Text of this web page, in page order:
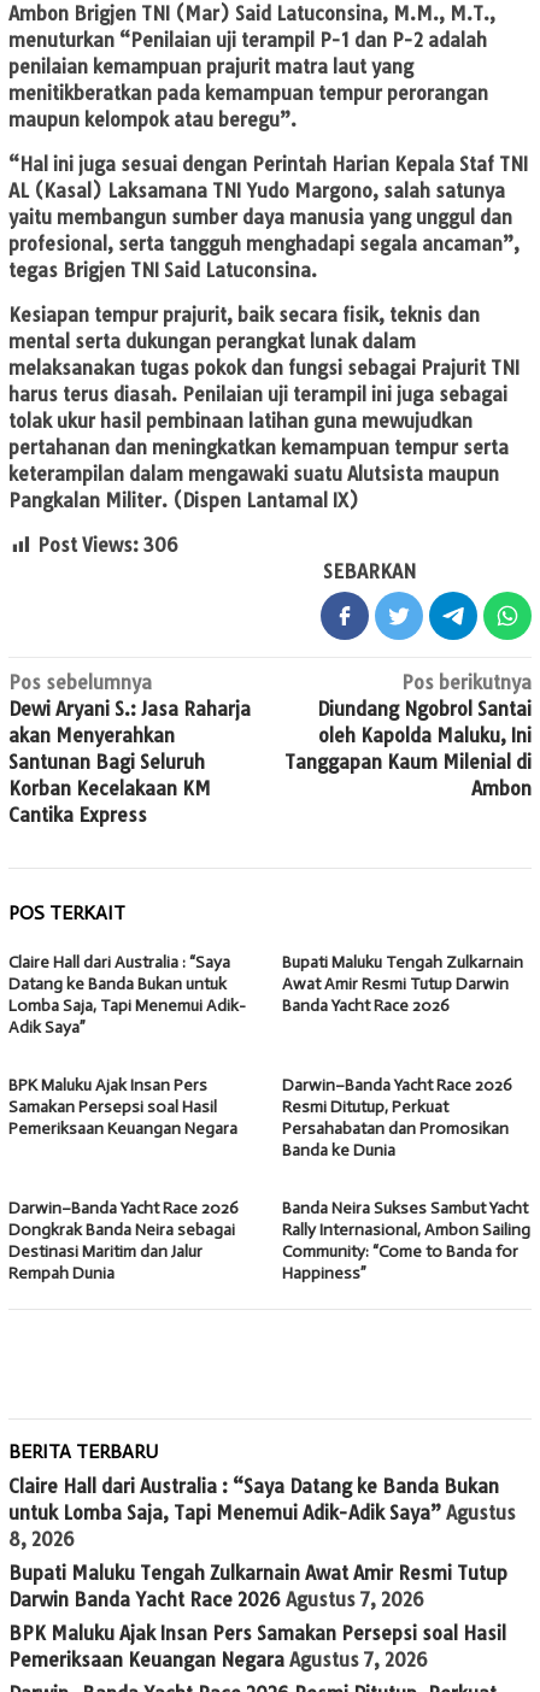
Ambon Brigjen TNI (Mar) Said Latuconsina, M.M., M.T.,
menuturkan “Penilaian uji terampil P-1 dan P-2 adalah
penilaian kemampuan prajurit matra laut yang
menitikberatkan pada kemampuan tempur perorangan
maupun kelompok atau beregu”.
“Hal ini juga sesuai dengan Perintah Harian Kepala Staf TNI
AL (Kasal) Laksamana TNI Yudo Margono, salah satunya
yaitu membangun sumber daya manusia yang unggul dan
profesional, serta tangguh menghadapi segala ancaman”,
tegas Brigjen TNI Said Latuconsina.
Kesiapan tempur prajurit, baik secara fisik, teknis dan
mental serta dukungan perangkat lunak dalam
melaksanakan tugas pokok dan fungsi sebagai Prajurit TNI
harus terus diasah. Penilaian uji terampil ini juga sebagai
tolak ukur hasil pembinaan latihan guna mewujudkan
pertahanan dan meningkatkan kemampuan tempur serta
keterampilan dalam mengawaki suatu Alutsista maupun
Pangkalan Militer. (Dispen Lantamal IX)
Post Views: 306
SEBARKAN
Navigasi
pos
Pos sebelumnya
Dewi Aryani S.: Jasa Raharja
akan Menyerahkan
Santunan Bagi Seluruh
Korban Kecelakaan KM
Cantika Express
Pos berikutnya
Diundang Ngobrol Santai
oleh Kapolda Maluku, Ini
Tanggapan Kaum Milenial di
Ambon
POS TERKAIT
Claire Hall dari Australia : “Saya
Datang ke Banda Bukan untuk
Lomba Saja, Tapi Menemui Adik-
Adik Saya”
Bupati Maluku Tengah Zulkarnain
Awat Amir Resmi Tutup Darwin
Banda Yacht Race 2026
BPK Maluku Ajak Insan Pers
Samakan Persepsi soal Hasil
Pemeriksaan Keuangan Negara
Darwin–Banda Yacht Race 2026
Resmi Ditutup, Perkuat
Persahabatan dan Promosikan
Banda ke Dunia
Darwin–Banda Yacht Race 2026
Dongkrak Banda Neira sebagai
Destinasi Maritim dan Jalur
Rempah Dunia
Banda Neira Sukses Sambut Yacht
Rally Internasional, Ambon Sailing
Community: “Come to Banda for
Happiness”
BERITA TERBARU
Claire Hall dari Australia : “Saya Datang ke Banda Bukan
untuk Lomba Saja, Tapi Menemui Adik-Adik Saya” Agustus
8, 2026
Bupati Maluku Tengah Zulkarnain Awat Amir Resmi Tutup
Darwin Banda Yacht Race 2026 Agustus 7, 2026
BPK Maluku Ajak Insan Pers Samakan Persepsi soal Hasil
Pemeriksaan Keuangan Negara Agustus 7, 2026